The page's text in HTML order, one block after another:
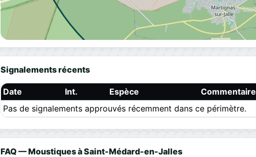
Signalements récents
Date Int. Espèce Commentaire
Pas de signalements approuvés récemment dans ce périmètre.
FAQ — Moustiques à Saint-Médard-en-Jalles